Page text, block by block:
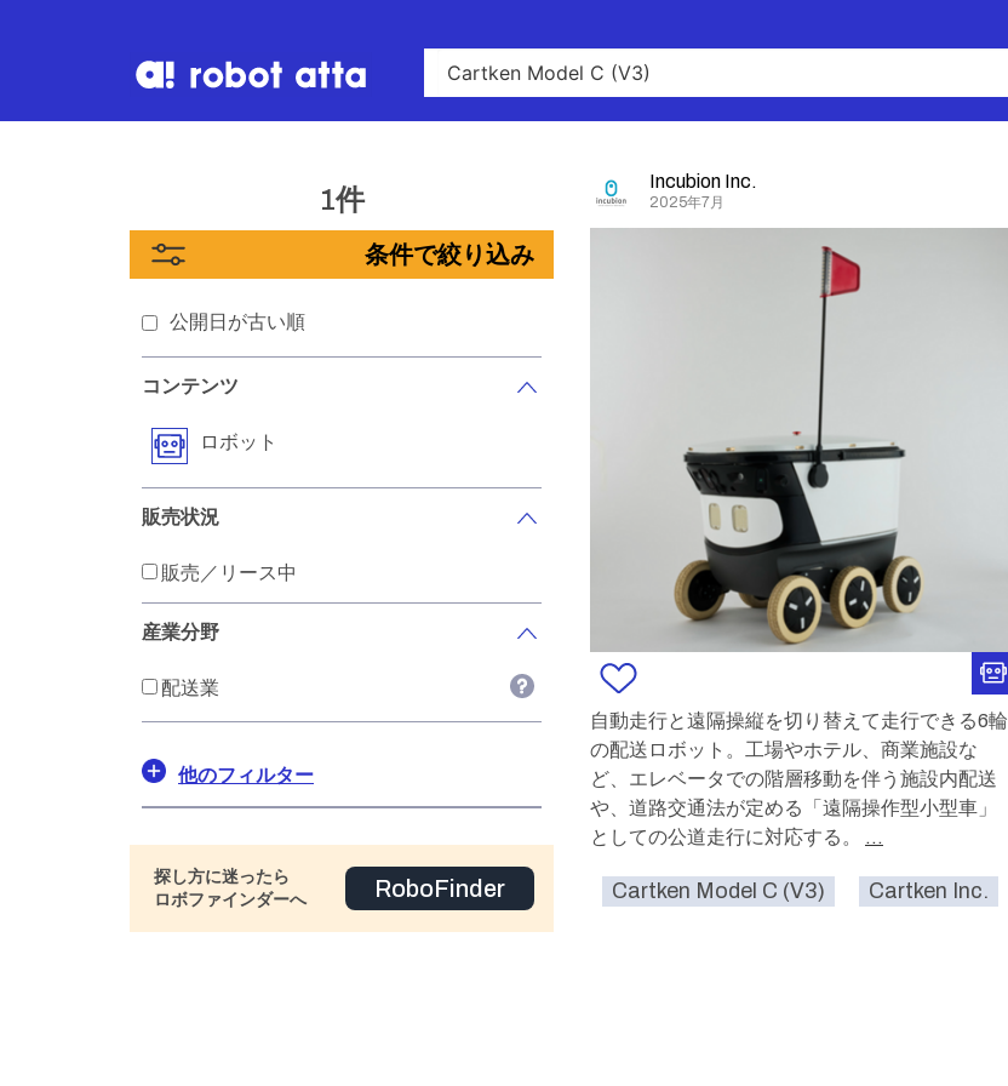
1件
条件で絞り込み
公開日が古い順
コンテンツ
ロボット
販売状況
販売／リース中
産業分野
配送業
他のフィルター
探し方に迷ったら
ロボファインダーへ
RoboFinder
Incubion Inc.
2025年7月
自動走行と遠隔操縦を切り替えて走行できる6輪
の配送ロボット。工場やホテル、商業施設な
ど、エレベータでの階層移動を伴う施設内配送
や、道路交通法が定める「遠隔操作型⼩型⾞」
としての公道⾛⾏に対応する。
...
Cartken Model C (V3) Cartken Inc.